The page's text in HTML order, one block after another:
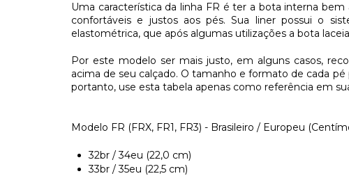
Uma característica da linha FR é ter a bota interna
confortáveis e justos aos pés. Sua liner possui o
elastométrica, que após algumas utilizações a bota
Por este modelo ser mais justo, em alguns casos,
acima de seu calçado. O tamanho e formato de cada pé
portanto, use esta tabela apenas como referência em
Modelo FR (FRX, FR1, FR3) - Brasileiro / Europeu
32br / 34eu (22,0 cm)
33br / 35eu (22,5 cm)